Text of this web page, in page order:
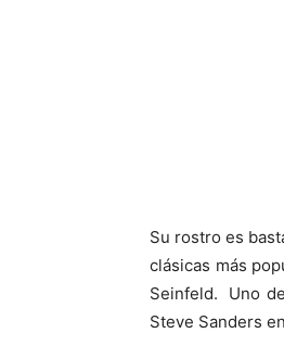
Su rostro es
clásicas más
Seinfeld. Uno
Steve Sanders